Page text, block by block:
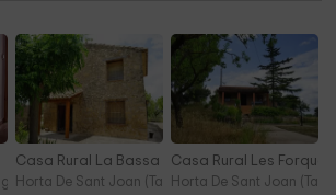
Casa Rural La Bassa Nova
Horta De Sant Joan (Tarragona)
Casa Rural Les Forques
Horta De Sant Joan